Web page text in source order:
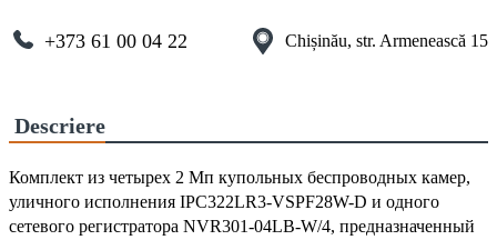
+373 61 00 04 22 Chișinău, str. Armenească 15
Descriere
Комплект из четырех 2 Мп купольных беспроводных камер,
уличного исполнения IPC322LR3-VSPF28W-D и одного
сетевого регистратора NVR301-04LB-W/4, предназначенный